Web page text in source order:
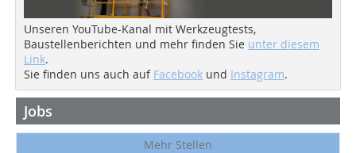
Unseren YouTube-Kanal mit Werkzeugtests,
Baustellenberichten und mehr finden Sie unter diesem
Link.
Sie finden uns auch auf Facebook und Instagram.
Jobs
Mehr Stellen